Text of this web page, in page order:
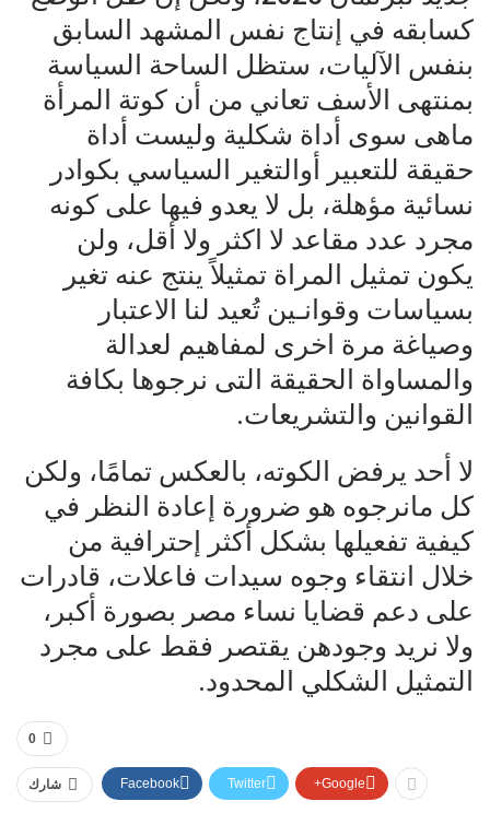
كسابقه في إنتاج نفس المشهد السابق
بنفس الآليات، ستظل الساحة السياسة
بمنتهى الأسف تعاني من أن كوتة المرأة
ماهى سوى أداة شكلية وليست أداة
حقيقة للتعبير أوالتغير السياسي بكوادر
نسائية مؤهلة، بل لا يعدو فيها على كونه
مجرد عدد مقاعد لا اكثر ولا أقل، ولن
يكون تمثيل المراة تمثيلاً ينتج عنه تغير
بسياسات وقوانـين تُعيد لنا الاعتبار
وصياغة مرة اخرى لمفاهيم لعدالة
والمساواة الحقيقة التى نرجوها بكافة
القوانين والتشريعات.
لا أحد يرفض الكوته، بالعكس تمامًا، ولكن
كل مانرجوه هو ضرورة إعادة النظر في
كيفية تفعيلها بشكل أكثر إحترافية من
خلال انتقاء وجوه سيدات فاعلات، قادرات
على دعم قضايا نساء مصر بصورة أكبر،
ولا نريد وجودهن يقتصر فقط على مجرد
التمثيل الشكلي المحدود.
0
شارك Facebook Twitter Google+